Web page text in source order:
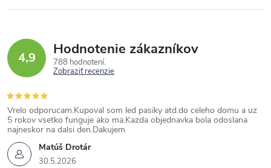
4,9 Hodnotenie zákazníkov
788 hodnotení
Zobraziť recenzie
Matúš Drotár
30.5.2026
Vrelo odporucam.Kupoval som led pasiky atd.do celeho domu a uz
5 rokov vsetko funguje ako ma.Kazda objednavka bola odoslana
najneskor na dalsi den.Dakujem